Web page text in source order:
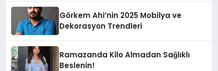
Görkem Ahi’nin 2025 Mobilya ve
Dekorasyon Trendleri
Ramazanda Kilo Almadan Sağlıklı
Beslenin!